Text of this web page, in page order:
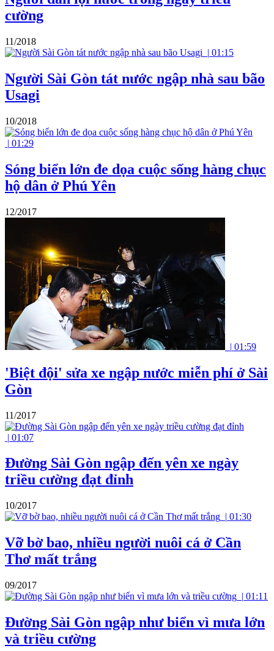
cường
11/2018
| 01:15
Người Sài Gòn tát nước ngập nhà sau bão
Usagi
10/2018
| 01:29
Sóng biển lớn đe dọa cuộc sống hàng chục
hộ dân ở Phú Yên
12/2017
| 01:59
'Biệt đội' sửa xe ngập nước miễn phí ở Sài
Gòn
11/2017
| 01:07
Đường Sài Gòn ngập đến yên xe ngày
triều cường đạt đỉnh
10/2017
| 01:30
Vỡ bờ bao, nhiều người nuôi cá ở Cần
Thơ mất trắng
09/2017
| 01:11
Đường Sài Gòn ngập như biển vì mưa lớn
và triều cường